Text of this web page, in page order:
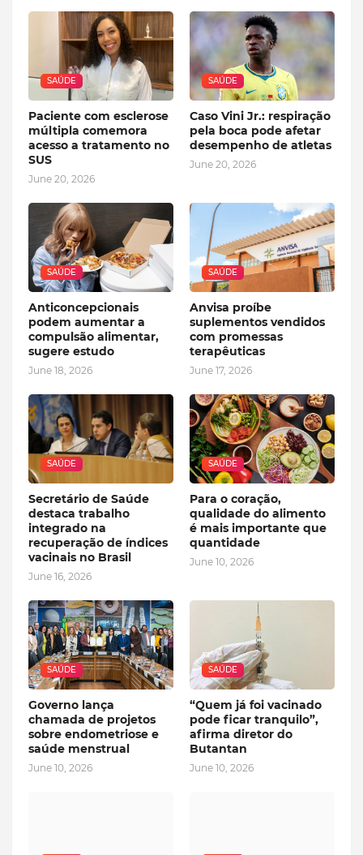
SAÚDE
Paciente com esclerose
múltipla comemora
acesso a tratamento no
SUS
June 20, 2026
SAÚDE
Caso Vini Jr.: respiração
pela boca pode afetar
desempenho de atletas
June 20, 2026
SAÚDE
Anticoncepcionais
podem aumentar a
compulsão alimentar,
sugere estudo
June 18, 2026
SAÚDE
Anvisa proíbe
suplementos vendidos
com promessas
terapêuticas
June 17, 2026
SAÚDE
Secretário de Saúde
destaca trabalho
integrado na
recuperação de índices
vacinais no Brasil
June 16, 2026
SAÚDE
Para o coração,
qualidade do alimento
é mais importante que
quantidade
June 10, 2026
SAÚDE
Governo lança
chamada de projetos
sobre endometriose e
saúde menstrual
June 10, 2026
SAÚDE
“Quem já foi vacinado
pode ficar tranquilo”,
afirma diretor do
Butantan
June 10, 2026